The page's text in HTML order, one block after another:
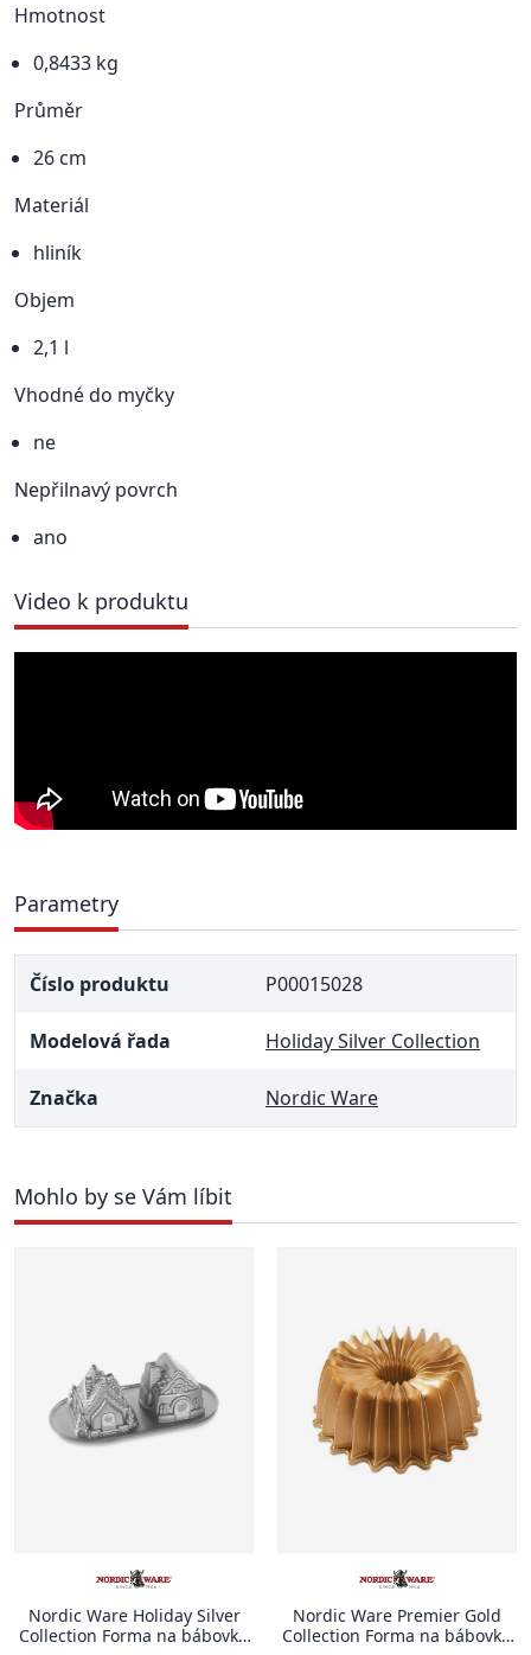
Hmotnost
0,8433 kg
Průměr
26 cm
Materiál
hliník
Objem
2,1 l
Vhodné do myčky
ne
Nepřilnavý povrch
ano
Video k produktu
Parametry
Číslo produktu P00015028
Modelová řada Holiday Silver Collection
Značka Nordic Ware
Mohlo by se Vám líbit
Nordic Ware Holiday Silver
Collection Forma na bábovku
Nordic Ware Premier Gold
Collection Forma na bábovku